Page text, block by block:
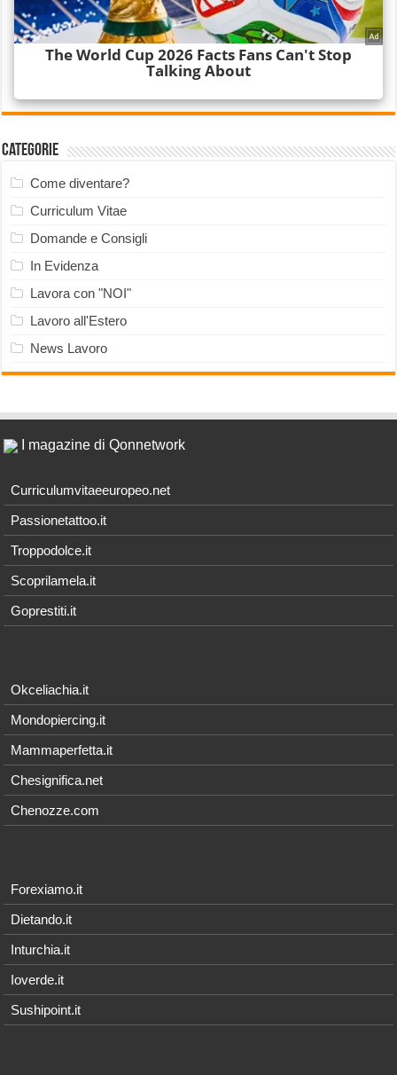
Categorie
Come diventare?
Curriculum Vitae
Domande e Consigli
In Evidenza
Lavora con "NOI"
Lavoro all'Estero
News Lavoro
I magazine di Qonnetwork
Curriculumvitaeeuropeo.net
Passionetattoo.it
Troppodolce.it
Scoprilamela.it
Goprestiti.it
Okceliachia.it
Mondopiercing.it
Mammaperfetta.it
Chesignifica.net
Chenozze.com
Forexiamo.it
Dietando.it
Inturchia.it
Ioverde.it
Sushipoint.it